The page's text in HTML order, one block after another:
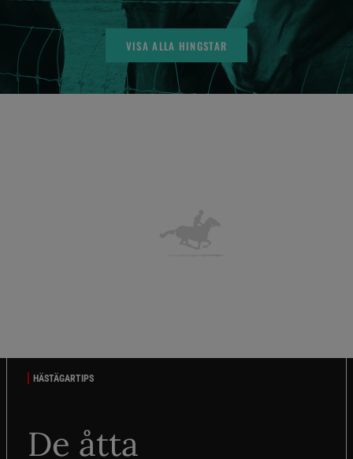
VISA ALLA HINGSTAR
HÄSTÄGARTIPS
De åtta